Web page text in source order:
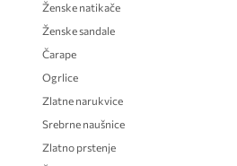
Ženske natikače
Ženske sandale
Čarape
Ogrlice
Zlatne narukvice
Srebrne naušnice
Zlatno prstenje